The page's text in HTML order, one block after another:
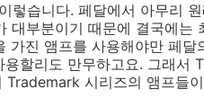
렇습니다. 페달에서 아무리
대부분이기 때문에 결국에는
가진 앰프를 사용해야만 페달
할리도 만무하고요. 그래서
시리즈의 앰프들